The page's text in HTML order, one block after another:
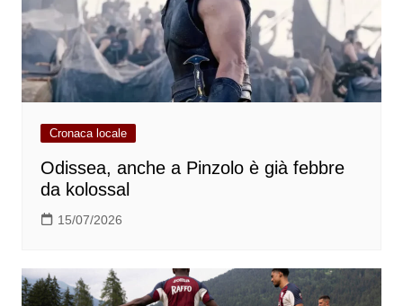
Cronaca locale
Odissea, anche a Pinzolo è già febbre
da kolossal
15/07/2026